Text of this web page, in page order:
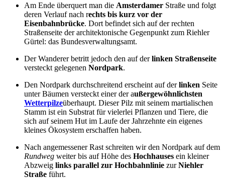
Am Ende überquert man die Amsterdamer Straße und folgt
deren Verlauf nach rechts bis kurz vor der
Eisenbahnbrücke. Dort befindet sich auf der rechten
Straßenseite der architektonische Gegenpunkt zum Riehler
Gürtel: das Bundesverwaltungsamt.
Der Wanderer betritt jedoch den auf derlinken Straßenseite
versteckt gelegenen Nordpark.
Den Nordpark durchschreitend erscheint auf derlinken Seite
unter Bäumen versteckt einer der außergewöhnlichsten
Wetterpilzeüberhaupt. Dieser Pilz mit seinem martialischen
Stamm ist ein Substrat für vielerlei Pflanzen und Tiere, die
sich auf seinem Hut im Laufe der Jahrzehnte ein eigenes
kleines Ökosystem erschaffen haben.
Nach angemessener Rast schreiten wir den Nordpark auf dem
Rundweg weiter bis auf Höhe des Hochhauses ein kleiner
Abzweig links parallel zur Hochbahnlinie zurNiehler
Straße führt.